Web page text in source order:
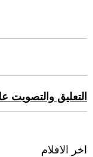
التعليق
اخر الافلام